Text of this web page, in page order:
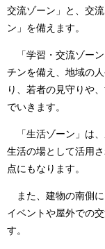
交流ゾーン」と、交
ン」を備えます。
「学習・交流ゾーン
チンを備え、地域の
り、若者の見守りや
でいきます。
「生活ゾーン」は
生活の場として活用
点にもなります。
また、建物の南側
イベントや屋外での
す。